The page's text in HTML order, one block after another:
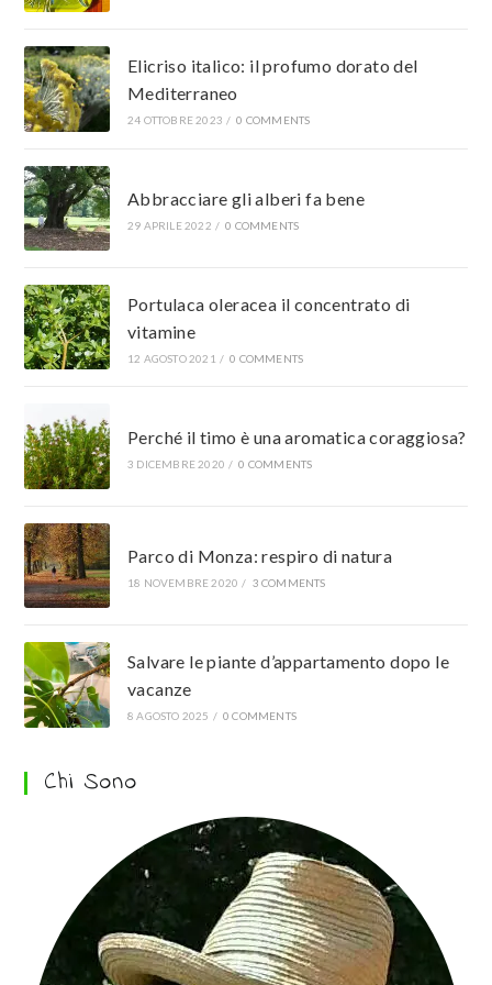
Elicriso italico: il profumo dorato del
Mediterraneo
24 OTTOBRE 2023 / 0 COMMENTS
Abbracciare gli alberi fa bene
29 APRILE 2022 / 0 COMMENTS
Portulaca oleracea il concentrato di
vitamine
12 AGOSTO 2021 / 0 COMMENTS
Perché il timo è una aromatica coraggiosa?
3 DICEMBRE 2020 / 0 COMMENTS
Parco di Monza: respiro di natura
18 NOVEMBRE 2020 / 3 COMMENTS
Salvare le piante d’appartamento dopo le
vacanze
8 AGOSTO 2025 / 0 COMMENTS
Chi Sono